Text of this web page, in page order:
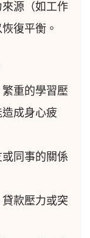
源（如工作
復平衡。
重的學習壓
成身心疲
同事的關係
款壓力或突